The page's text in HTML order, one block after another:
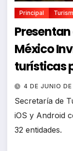
Principal
México
turísticas
4 DE JUNIO
Secretaría de
iOS y Android
32 entidades.